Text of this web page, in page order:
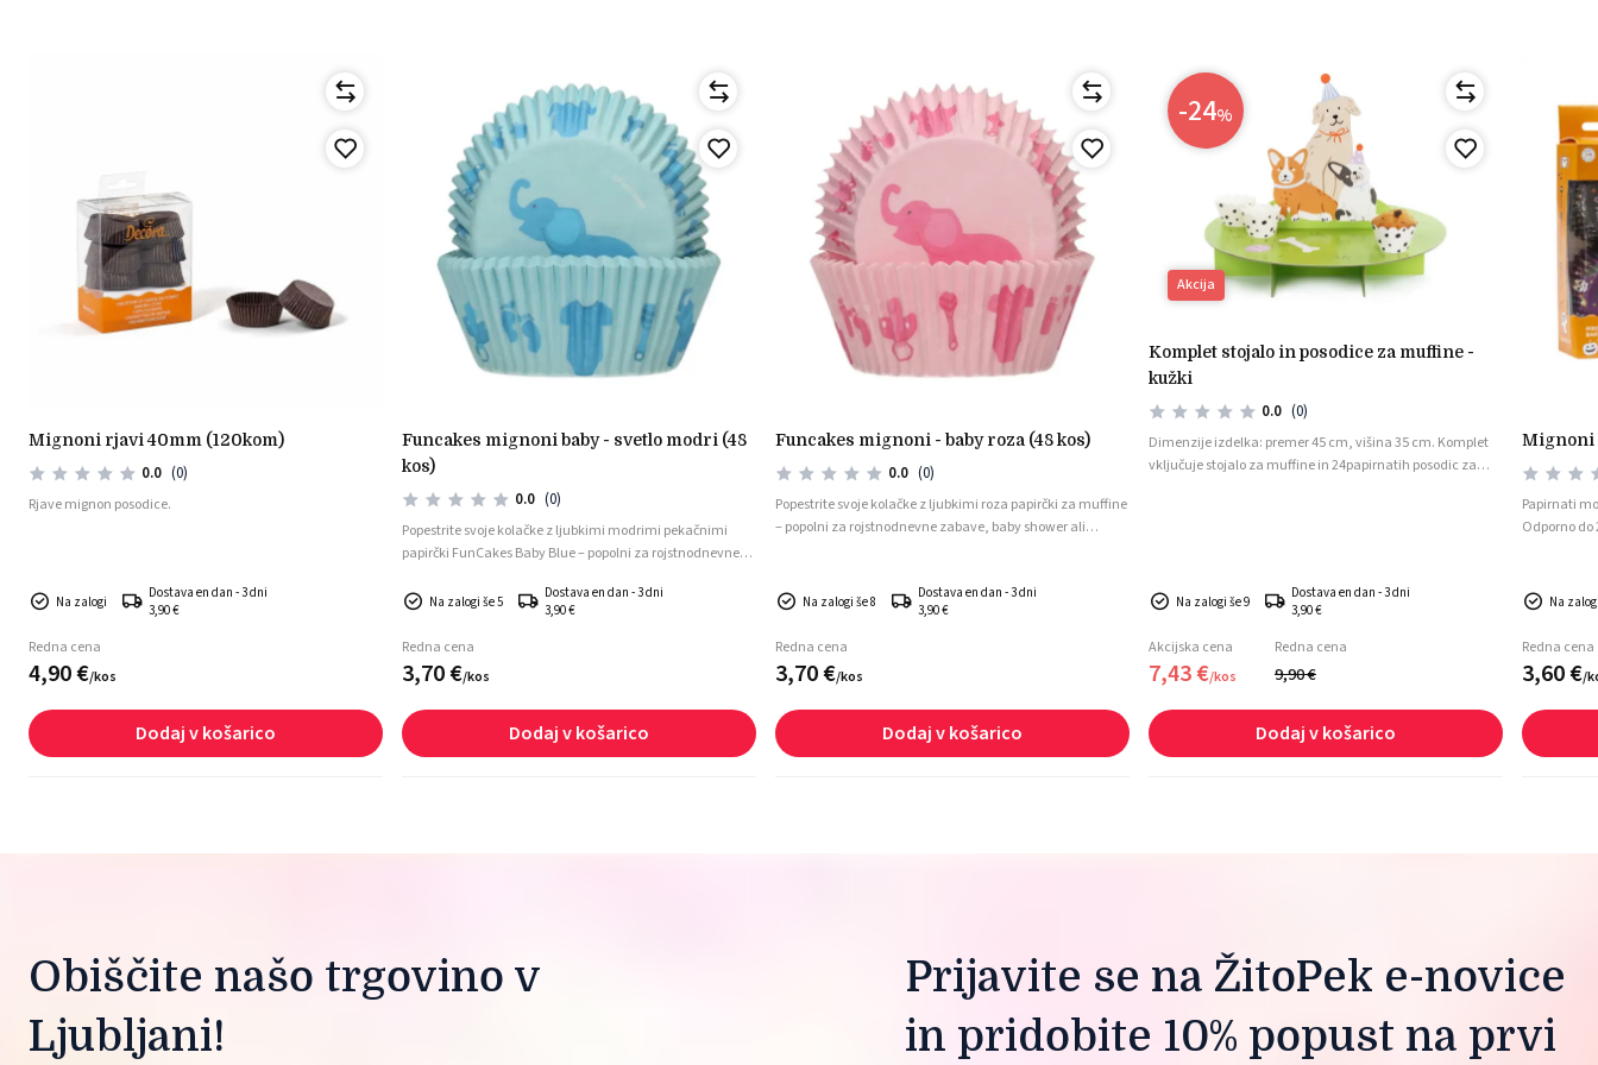
mignoni rjavi 40mm (120kom)
0.0 (0)
Rjave mignon posodice.
Na zalogi
Dostava en dan - 3 dni
3,90 €
Redna cena
4,90€/kos
Dodaj v košarico
funcakes mignoni baby - svetlo modri (48
kos)
0.0 (0)
Popestrite svoje kolačke z ljubkimi modrimi pekačnimi
papirčki FunCakes Baby Blue – popolni za rojstnodnevne
Na zalogi še 5
Dostava en dan - 3 dni
3,90 €
Redna cena
3,70€/kos
Dodaj v košarico
funcakes mignoni - baby roza (48 kos)
0.0 (0)
Popestrite svoje kolačke z ljubkimi roza papirčki za muffine
– popolni za rojstnodnevne zabave, baby shower ali
Na zalogi še 8
Dostava en dan - 3 dni
3,90 €
Redna cena
3,70€/kos
Dodaj v košarico
-24%
Akcija
komplet stojalo in posodice za muffine -
kužki
0.0 (0)
Dimenzije izdelka: premer 45 cm, višina 35 cm. Komplet
vključuje stojalo za muffine in 24papirnatih posodic za
Na zalogi še 9
Dostava en dan - 3 dni
3,90 €
Akcijska cena
7,43€/kos
Redna cena
9,90€
Dodaj v košarico
Papirnati
Odporno do
Na
Redna cena
3,60€/
Obiščite našo trgovino v
Ljubljani!
Prijavite se na ŽitoPek e-novice
in pridobite 10% popust na prvi